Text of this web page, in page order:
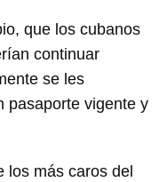
que los cubanos
continuar
se les
pasaporte vigente y
los más caros del